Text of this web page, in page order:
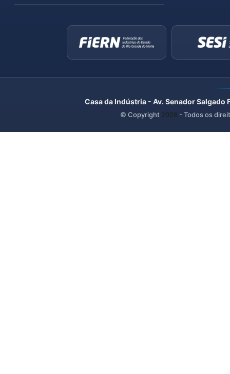
Casa da Indústria - Av. Senador
© Copyright 2026 - Todos os